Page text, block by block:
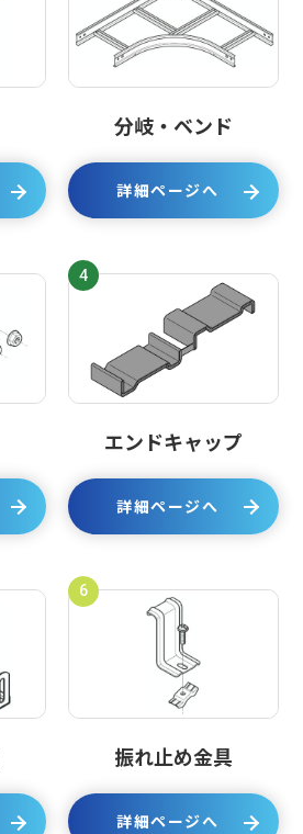
分岐・ベンド
詳細ページへ
4
エンドキャップ
詳細ページへ
6
振れ止め金具
詳細ページへ